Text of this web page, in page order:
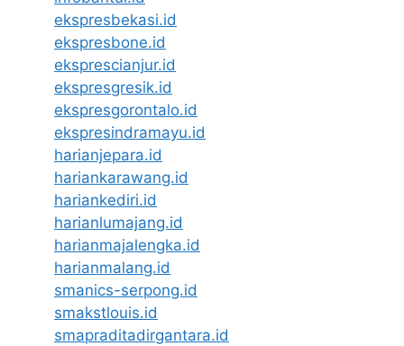
ekspresbekasi.id
ekspresbone.id
eksprescianjur.id
ekspresgresik.id
ekspresgorontalo.id
ekspresindramayu.id
harianjepara.id
hariankarawang.id
hariankediri.id
harianlumajang.id
harianmajalengka.id
harianmalang.id
smanics-serpong.id
smakstlouis.id
smapraditadirgantara.id